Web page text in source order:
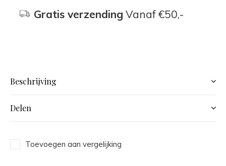
Gratis verzending Vanaf €50,-
Beschrijving
Delen
Toevoegen aan vergelijking